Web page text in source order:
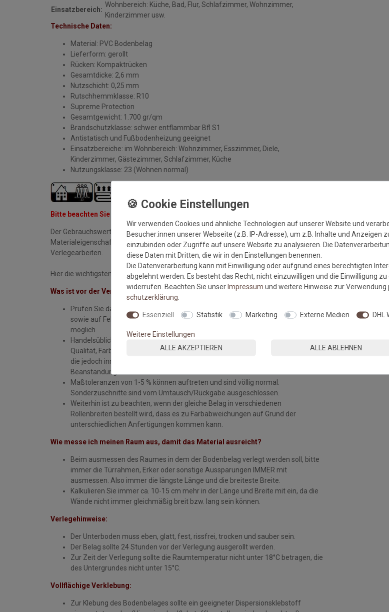
Einsatzbereich:
Wohnbereich: Küche, Bad, Flur, Schlafzimmer, Wohnzimmer,
Kinderzimmer usw.
Technische Daten:
Material: PVC Bodenbelag
Lieferform: gerollt
Rücken: Kompaktrücken
Gesamtdicke: 2,6 mm
Nutzschicht: 0,25 mm
Rutschhemmklasse: R10
Supreme Protection
Gesamtgewicht: 1.700 gr/qm
Brandschutzklasse: schwer entflammbar Bfl S1
Antistatisch und Fußbodenheizung geeignet
Einsatzbereiche: im Wohnbereich: Wohnzimmer, Esszimmer, Diele,
Kinderzimmer, Gästezimmer, Schlafzimmer, Küche
Nutzungsklasse: 23 (Wohnen normal)
Bitte beachten Sie immer die
Der Gebrauchswert eines Bodenbelages wird nicht nur durch die
Materialeigenschaften bestimmt, sondern im gleichen Maße durch die Qualität der
Verlegearbeiten.
Hier die wichtigsten Verlegehinweise:
Was ist vor der Verlegung zu beachten?
Prüfen Sie das Material vor der Verlegung auf Farb- und Chargengleichheit
sowie auf Fehler. Mängelrügen oder Materialersatz sind nur bei unverlegter Ware
möglich.
Handelsübliche oder geringe, technisch nicht vermeidbare Abweichungen der
Qualität, Farbe, Breite, des Gewichts, der Dicke, der Ausrüstung oder des Dessins,
die jedoch innerhalb vorgegebener Toleranzen liegen, berechtigen nicht zur
Beanstandung.
Maßtoleranzen von 1-5 % können auftreten und sind völlig normal.
Sonderzuschnitte sind vom Umtausch/Rückgabe ausgeschlossen.
Weiterhin ist zu beachten, wenn der gleiche Belag in verschiedenen
Rollenbreiten bestellt wird, dass es zu Farbabweichungen auf Grund der
unterschiedlichen Anfertigungen kommen kann.
Wie messe ich meinen Raum aus, damit das Material ausreicht?
Beim ausmessen des Raumes in dem der Bodenbelag verlegt werden soll, bitte
immer die Türrahmen, Erker oder sonstige Aussparungen IMMER mit
ausmessen. Also immer die längste Länge und die breiteste Breite.
Kalkulieren Sie immer ca. 10-15 cm mehr in der Länge und Breite mit ein, da die
Wände nicht immer gleichmäßig breit bzw. lang sein können.
Verlegehinweise:
Der Unterboden muss eben, glatt, fest, rissfrei, trocken und sauber sein.
Der Belag sollte 24 Stunden vor der Verlegung ausgerollt werden.
Zur Zeit der Verlegung sollte die Raumtemperatur nicht unter 18°C betragen, die
des Untergrundes nicht unter 15°C.
Vollflächige Verklebung:
Zur Klebung des Bodenbelages sollte ein geeigneter Dispersionsklebstoff
Wir verwenden Cookies und ähnliche Technologien auf unserer Website und
Besucher:innen unserer Webseite (z.B. IP-Adresse), um z.B. Inhalte und Anzeigen
einzubinden oder Zugriffe auf unsere Website zu analysieren. Die
diese Daten mit Dritten, die wir in den Einstellungen benennen.
Die Datenverarbeitung kann mit Einwilligung oder aufgrund eines berechtigten
abgelehnt werden. Es besteht das Recht, nicht einzuwilligen und die Einwilligung
widerrufen. Beachten Sie unserImpressum und weitere Hinweise zur
schutz­erklärung
Essenziell Statistik Marketing Externe Medien DHL
Weitere Einstellungen
ALLE AKZEPTIEREN
ALLE ABLEHNEN